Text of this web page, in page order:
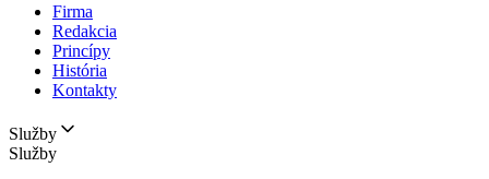
Firma
Redakcia
Princípy
História
Kontakty
Služby
Služby